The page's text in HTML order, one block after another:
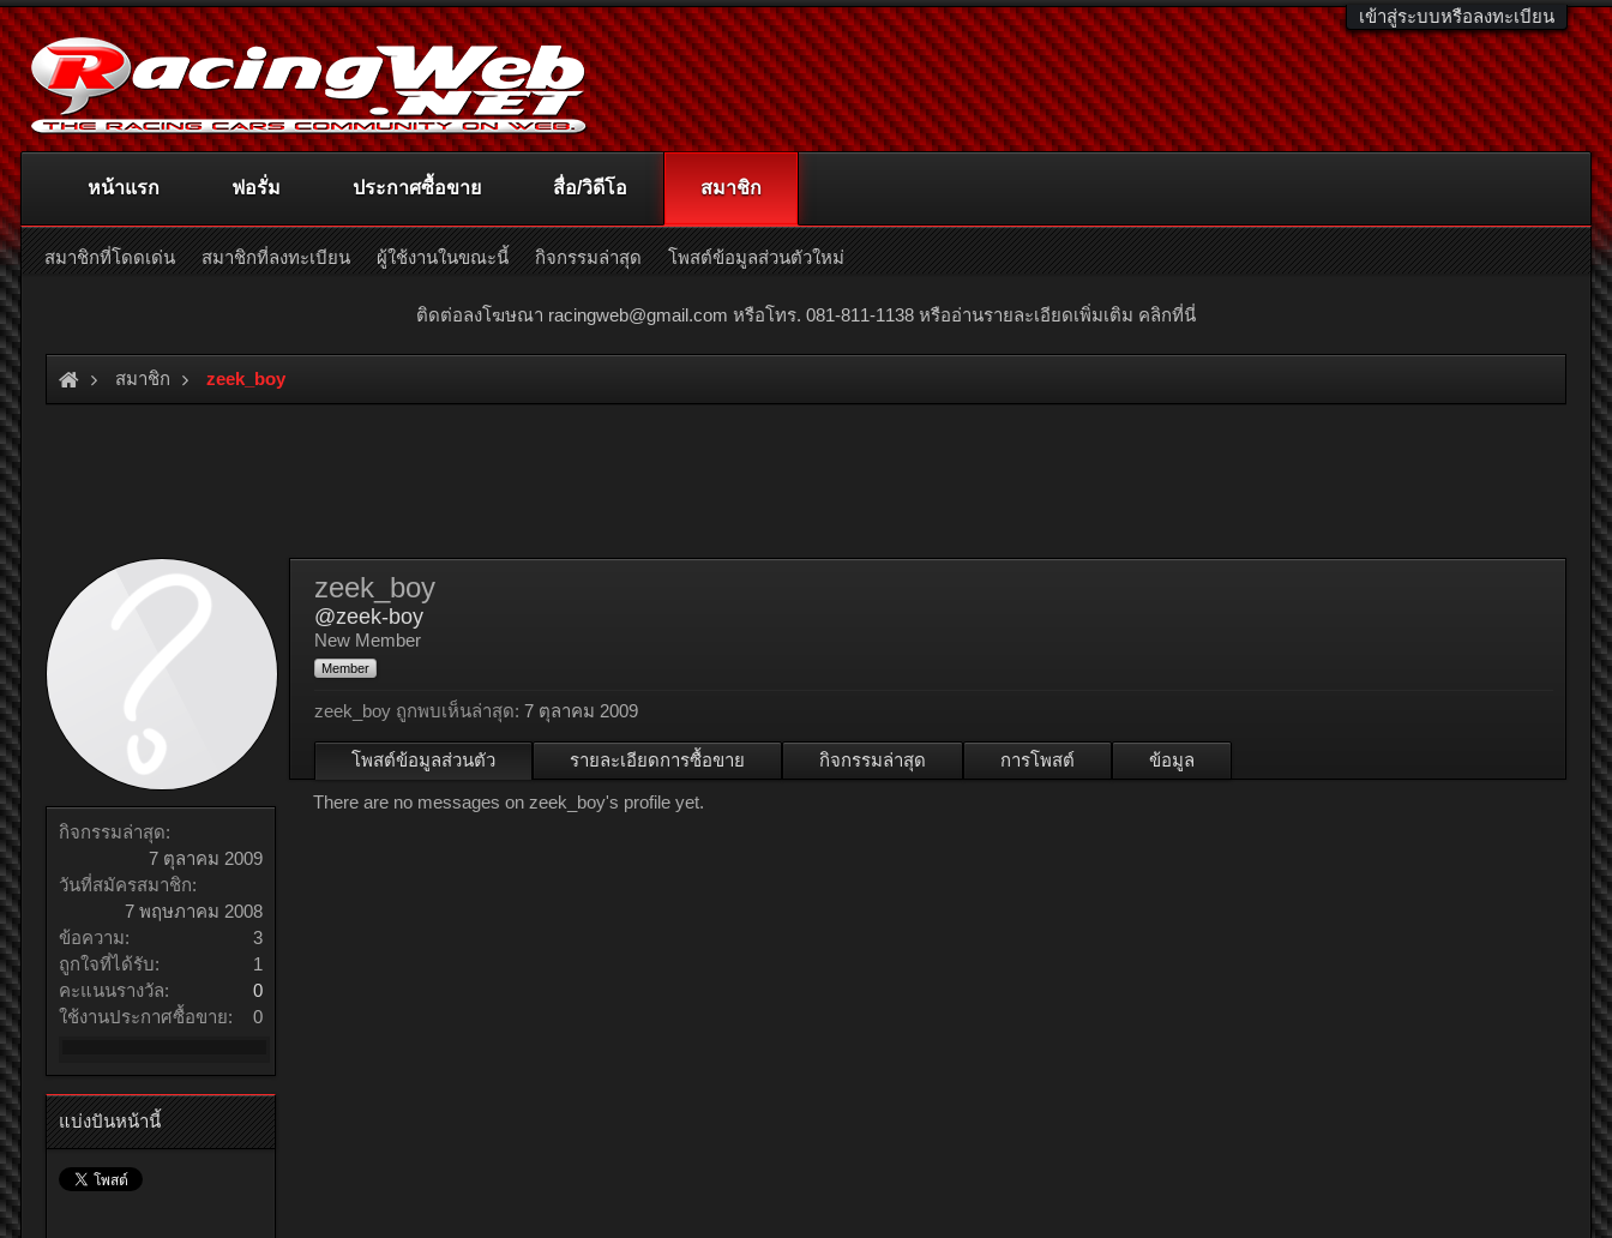
เข้าสู่ระบบหรือลงทะเบียน
ติดต่อลงโฆษณา racingweb@gmail.com หรือโทร. 081-811-1138 หรืออ่านรายละเอียดเพิ่มเติม คลิกที่นี่
สมาชิก zeek_boy
กิจกรรมล่าสุด:
7 ตุลาคม 2009
วันที่สมัครสมาชิก:
7 พฤษภาคม 2008
ข้อความ:
3
ถูกใจที่ได้รับ:
1
คะแนนรางวัล:
0
ใช้งานประกาศซื้อขาย:
0
แบ่งปันหน้านี้
zeek_boy
@zeek-boy
New Member
Member
zeek_boy ถูกพบเห็นล่าสุด: 7 ตุลาคม 2009
โพสต์ข้อมูลส่วนตัว รายละเอียดการซื้อขาย กิจกรรมล่าสุด การโพสต์ ข้อมูล
There are no messages on zeek_boy's profile yet.
หน้าแรก ฟอรั่ม ประกาศซื้อขาย สื่อ/วิดีโอ สมาชิก
สมาชิกที่โดดเด่น สมาชิกที่ลงทะเบียน ผู้ใช้งานในขณะนี้ กิจกรรมล่าสุด โพสต์ข้อมูลส่วนตัวใหม่